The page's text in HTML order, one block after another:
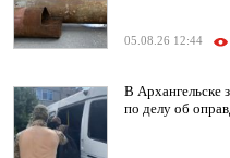
05.08.26 12:44
В Архангельске
по делу об